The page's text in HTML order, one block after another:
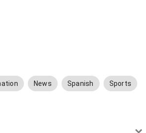
News Spanish Sports